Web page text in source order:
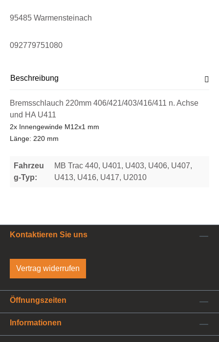
95485 Warmensteinach
092779751080
Beschreibung
Bremsschlauch 220mm 406/421/403/416/411 n. Achse
und HA U411
2x Innengewinde M12x1 mm
Länge: 220 mm
Fahrzeu
g-Typ:
MB Trac 440, U401, U403, U406, U407,
U413, U416, U417, U2010
Kontaktieren Sie uns
Vertrag widerrufen
Öffnungszeiten
Informationen